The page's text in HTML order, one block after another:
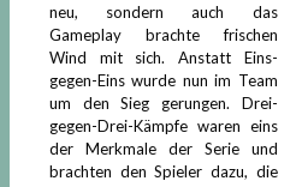
neu, sondern auch das
Gameplay brachte frischen
Wind mit sich. Anstatt Eins-
gegen-Eins wurde nun im Team
um den Sieg gerungen. Drei-
gegen-Drei-Kämpfe waren eins
der Merkmale der Serie und
brachten den Spieler dazu, die